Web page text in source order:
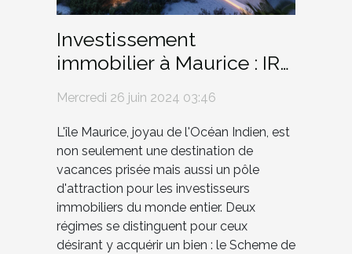
Investissement
immobilier à Maurice : IRS
vs RES, quel choix ?
Mercredi 26 juin 2024 03:46
L'île Maurice, joyau de l'Océan Indien, est
non seulement une destination de
vacances prisée mais aussi un pôle
d'attraction pour les investisseurs
immobiliers du monde entier. Deux
régimes se distinguent pour ceux
désirant y acquérir un bien : le Scheme de